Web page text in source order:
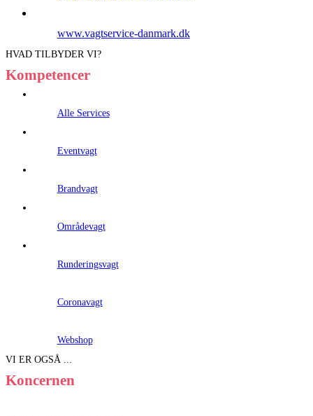
www.vagtservice-danmark.dk
HVAD TILBYDER VI?
Kompetencer
Alle Services
Eventvagt
Brandvagt
Områdevagt
Runderingsvagt
Coronavagt
Webshop
VI ER OGSÅ ...
Koncernen